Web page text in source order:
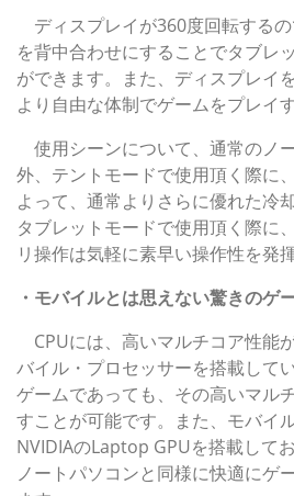
ディスプレイが360度回転する
を背中合わせにすることでタブレ
ができます。また、ディスプレイ
より自由な体制でゲームをプレイ
使用シーンについて、通常のノ
外、テントモードで使用頂く際に
よって、通常よりさらに優れた冷
タブレットモードで使用頂く際に
リ操作は気軽に素早い操作性を発
・モバイルとは思えない驚きのゲ
CPUには、高いマルチコア性能
バイル・プロセッサーを搭載して
ゲームであっても、その高いマル
すことが可能です。また、モバイ
NVIDIAのLaptop GPUを搭載して
ノートパソコンと同様に快適にゲ